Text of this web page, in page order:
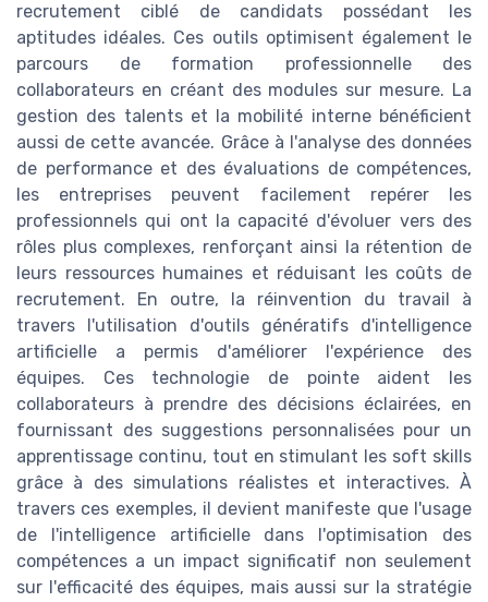
recrutement ciblé de candidats possédant les
aptitudes idéales. Ces outils optimisent également le
parcours de formation professionnelle des
collaborateurs en créant des modules sur mesure. La
gestion des talents et la mobilité interne bénéficient
aussi de cette avancée. Grâce à l'analyse des données
de performance et des évaluations de compétences,
les entreprises peuvent facilement repérer les
professionnels qui ont la capacité d'évoluer vers des
rôles plus complexes, renforçant ainsi la rétention de
leurs ressources humaines et réduisant les coûts de
recrutement. En outre, la réinvention du travail à
travers l'utilisation d'outils génératifs d'intelligence
artificielle a permis d'améliorer l'expérience des
équipes. Ces technologie de pointe aident les
collaborateurs à prendre des décisions éclairées, en
fournissant des suggestions personnalisées pour un
apprentissage continu, tout en stimulant les soft skills
grâce à des simulations réalistes et interactives. À
travers ces exemples, il devient manifeste que l'usage
de l'intelligence artificielle dans l'optimisation des
compétences a un impact significatif non seulement
sur l'efficacité des équipes, mais aussi sur la stratégie